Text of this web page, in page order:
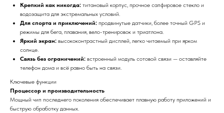
Крепкий как никогда: титановый корпус, прочное сапфировое стекло и
водозащита для экстремальных условий.
Для спорта и приключений: продвинутые датчики, более точный GPS и
режимы для бега, плавания, вело-тренировок и триатлона.
Яркий экран: высококонтрастный дисплей, легко читаемый при ярком
солнце.
Связь без ограничений: встроенный модуль сотовой связи — оставляйте
телефон дома и всё равно быть на связи.
Ключевые функции
Процессор и производительность
Мощный чип последнего поколения обеспечивает плавную работу приложений и
быструю обработку данных.